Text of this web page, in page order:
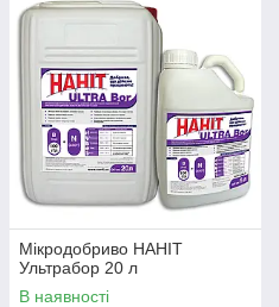
Мікродобриво НАНІТ
Ультрабор 20 л
В наявності